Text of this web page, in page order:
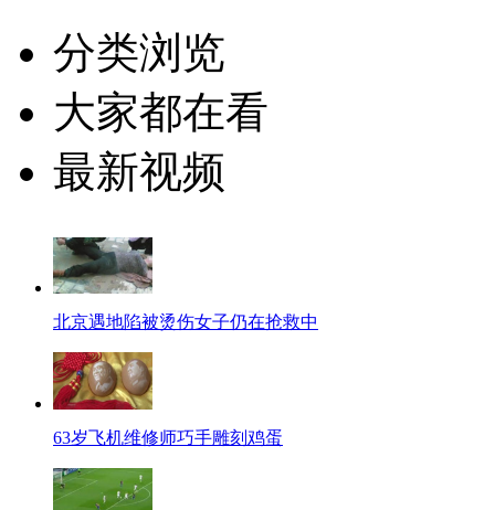
分类浏览
大家都在看
最新视频
北京遇地陷被烫伤女子仍在抢救中
63岁飞机维修师巧手雕刻鸡蛋